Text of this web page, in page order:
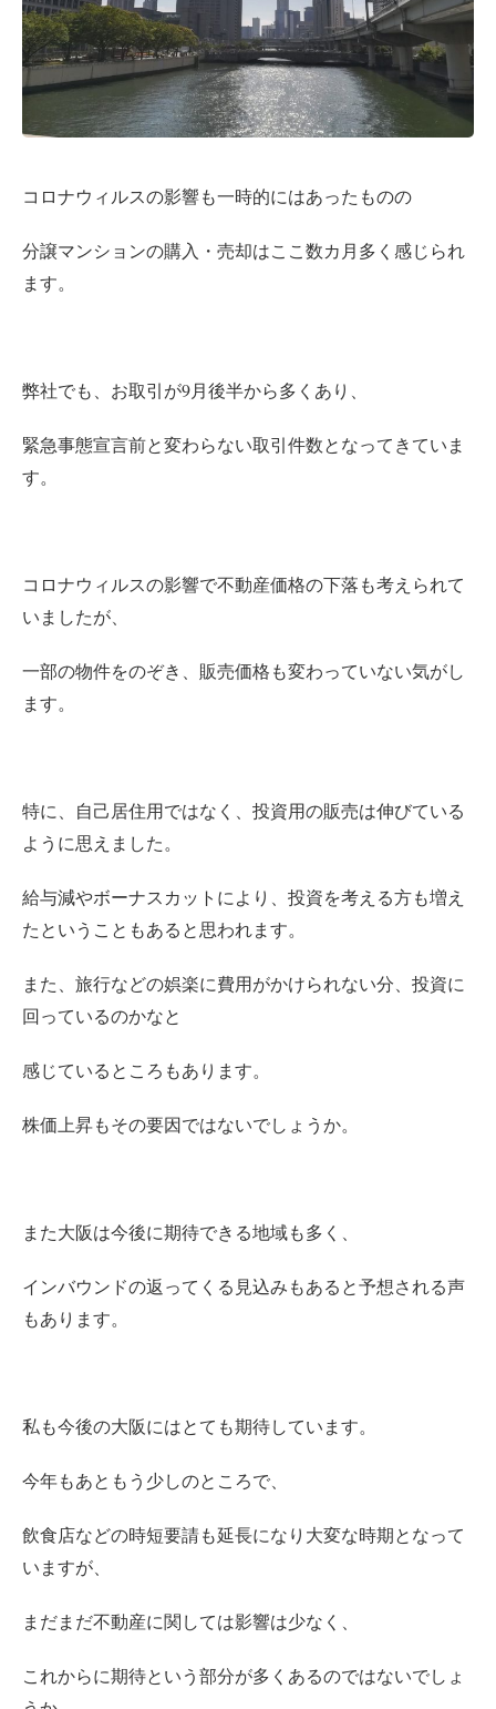
コロナウィルスの影響も一時的にはあったものの
分譲マンションの購入・売却はここ数カ月多く感じられ
ます。
弊社でも、お取引が9月後半から多くあり、
緊急事態宣言前と変わらない取引件数となってきていま
す。
コロナウィルスの影響で不動産価格の下落も考えられて
いましたが、
一部の物件をのぞき、販売価格も変わっていない気がし
ます。
特に、自己居住用ではなく、投資用の販売は伸びている
ように思えました。
給与減やボーナスカットにより、投資を考える方も増え
たということもあると思われます。
また、旅行などの娯楽に費用がかけられない分、投資に
回っているのかなと
感じているところもあります。
株価上昇もその要因ではないでしょうか。
また大阪は今後に期待できる地域も多く、
インバウンドの返ってくる見込みもあると予想される声
もあります。
私も今後の大阪にはとても期待しています。
今年もあともう少しのところで、
飲食店などの時短要請も延長になり大変な時期となって
いますが、
まだまだ不動産に関しては影響は少なく、
これからに期待という部分が多くあるのではないでしょ